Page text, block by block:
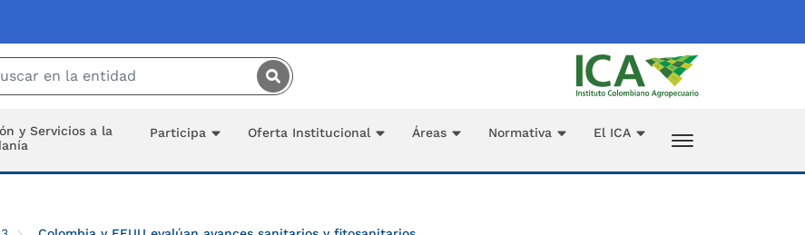
y Servicios a la
Participa Oferta Institucional Áreas Normativa El ICA